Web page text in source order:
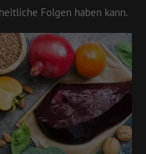
Folgen haben kann.